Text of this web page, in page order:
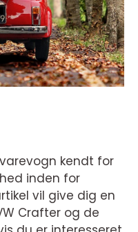
kendt for
inden for
vil give dig en
Crafter og de